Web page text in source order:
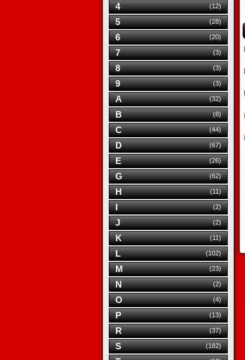
4 (12)
5 (28)
6 (20)
7 (3)
8 (3)
9 (3)
A (32)
B (8)
C (44)
D (67)
E (26)
G (62)
H (11)
I (2)
J (2)
K (11)
L (102)
M (23)
N (2)
O (4)
P (13)
R (37)
S (182)